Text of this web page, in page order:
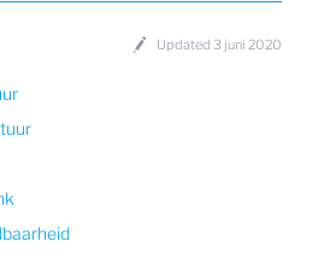
Updated 3 juni 2020